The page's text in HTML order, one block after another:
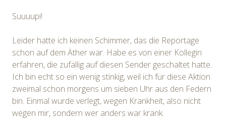
Suuuupi!
Leider hatte ich keinen Schimmer, das die Reportage
schon auf dem Äther war. Habe es von einer Kollegin
erfahren, die zufällig auf diesen Sender geschaltet hatte.
Ich bin echt so ein wenig stinkig, weil ich für diese Aktion
zweimal schon morgens um sieben Uhr aus den Federn
bin. Einmal wurde verlegt, wegen Krankheit, also nicht
wegen mir, sondern wer anders war krank.